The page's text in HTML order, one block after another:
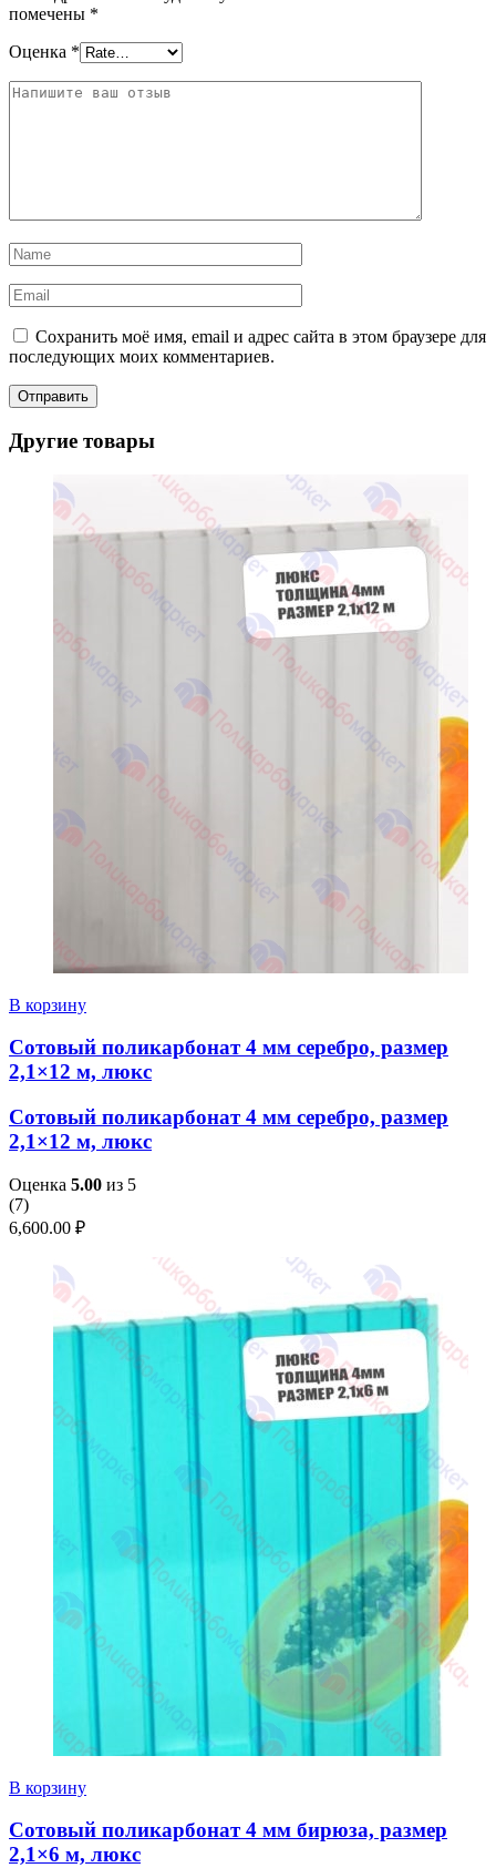
помечены *
Оценка *
Сохранить моё имя, email и адрес сайта в этом браузере для
последующих моих комментариев.
Другие товары
В корзину
Сотовый поликарбонат 4 мм серебро, размер
2,1×12 м, люкс
Сотовый поликарбонат 4 мм серебро, размер
2,1×12 м, люкс
Оценка 5.00 из 5
(7)
6,600.00 ₽
В корзину
Сотовый поликарбонат 4 мм бирюза, размер
2,1×6 м, люкс